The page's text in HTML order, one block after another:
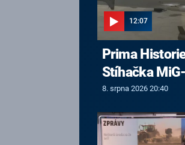
12:07
Prima
Stíhačka
8. srpna 2026 20:40